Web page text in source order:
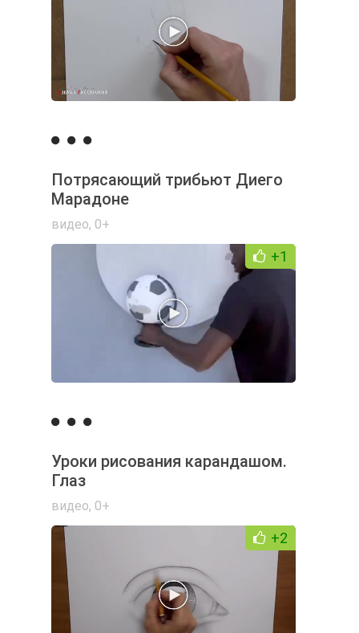
Потрясающий трибьют Диего
Марадоне
видео, 0+
+1
Уроки рисования карандашом.
Глаз
видео, 0+
+2